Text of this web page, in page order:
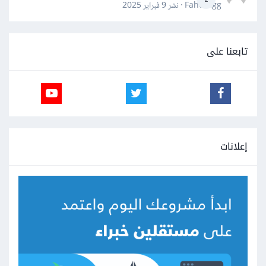
Fahd Ggg · نشر 9 فبراير 2025
تابعنا على
إعلانات